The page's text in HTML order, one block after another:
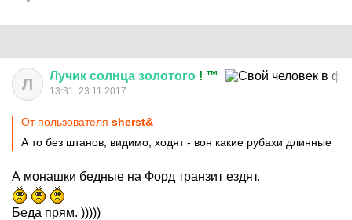
Л Лучик солнца золотого ! ™
13:31, 23.11.2017
От пользователя sherst&
А то без штанов, видимо, ходят - вон какие рубахи длинные
А монашки бедные на Форд транзит ездят.
Беда прям. )))))